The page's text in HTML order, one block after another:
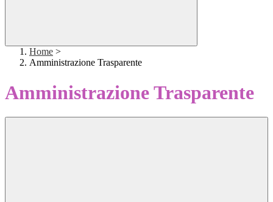
Home >
Amministrazione Trasparente
Amministrazione Trasparente